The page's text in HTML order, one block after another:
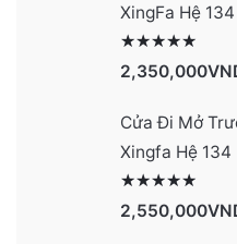
XingFa Hệ 134
2,350,000
Cửa Đi Mở
Xingfa Hệ 134
2,550,000